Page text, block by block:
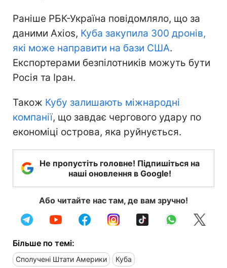
Раніше РБК-Україна повідомляло, що за
даними Axios, Куба закупила 300 дронів,
які може направити на бази США.
Експортерами безпілотників можуть бути
Росія та Іран.
Також Кубу залишають міжнародні
компанії, що завдає чергового удару по
економіці острова, яка руйнується.
Не пропустіть головне! Підпишіться на
наші оновлення в Google!
Або читайте нас там, де вам зручно!
Більше по темі:
Сполучені Штати Америки Куба